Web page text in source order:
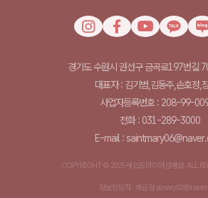
경기도 수원시 권선구 금곡로197번길
대표자 : 김기범,김동주,손호정,
사업자등록번호 : 208-99-
전화 : 031-289-3000
E-mail :
COPYRIGHT © 2025 세인트마리여성병원. ALL
정보담당자 : 배은정